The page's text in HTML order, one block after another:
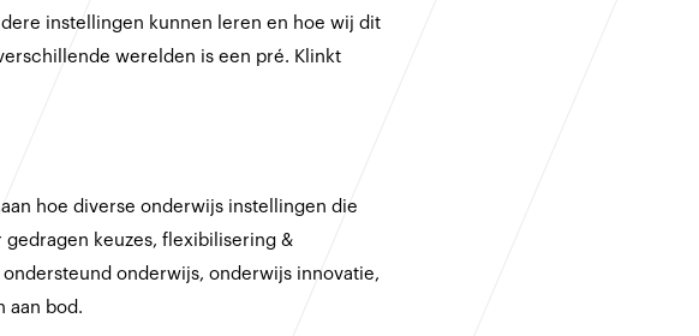
instellingen kunnen leren en hoe wij dit
werelden is een pré. Klinkt
hoe diverse onderwijs instellingen die
keuzes, flexibilisering &
onderwijs, onderwijs innovatie,
aan bod.